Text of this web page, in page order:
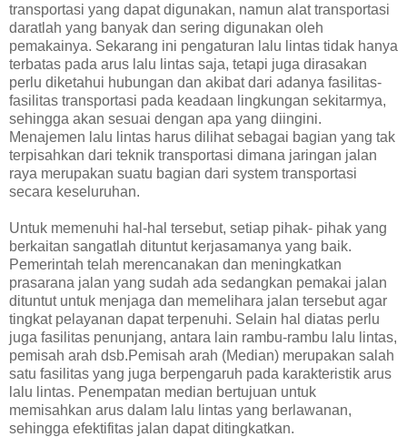
transportasi yang dapat digunakan, namun alat transportasi
daratlah yang banyak dan sering digunakan oleh
pemakainya. Sekarang ini pengaturan lalu lintas tidak hanya
terbatas pada arus lalu lintas saja, tetapi juga dirasakan
perlu diketahui hubungan dan akibat dari adanya fasilitas-
fasilitas transportasi pada keadaan lingkungan sekitarmya,
sehingga akan sesuai dengan apa yang diingini.
Menajemen lalu lintas harus dilihat sebagai bagian yang tak
terpisahkan dari teknik transportasi dimana jaringan jalan
raya merupakan suatu bagian dari system transportasi
secara keseluruhan.
Untuk memenuhi hal-hal tersebut, setiap pihak- pihak yang
berkaitan sangatlah dituntut kerjasamanya yang baik.
Pemerintah telah merencanakan dan meningkatkan
prasarana jalan yang sudah ada sedangkan pemakai jalan
dituntut untuk menjaga dan memelihara jalan tersebut agar
tingkat pelayanan dapat terpenuhi. Selain hal diatas perlu
juga fasilitas penunjang, antara lain rambu-rambu lalu lintas,
pemisah arah dsb.Pemisah arah (Median) merupakan salah
satu fasilitas yang juga berpengaruh pada karakteristik arus
lalu lintas. Penempatan median bertujuan untuk
memisahkan arus dalam lalu lintas yang berlawanan,
sehingga efektifitas jalan dapat ditingkatkan.